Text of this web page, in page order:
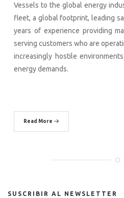
Vessels to the global energy
fleet, a global footprint, leading
years of experience providing
serving customers who are
increasingly hostile
energy demands.
Read More
SUSCRIBIR AL NEWSLETTER